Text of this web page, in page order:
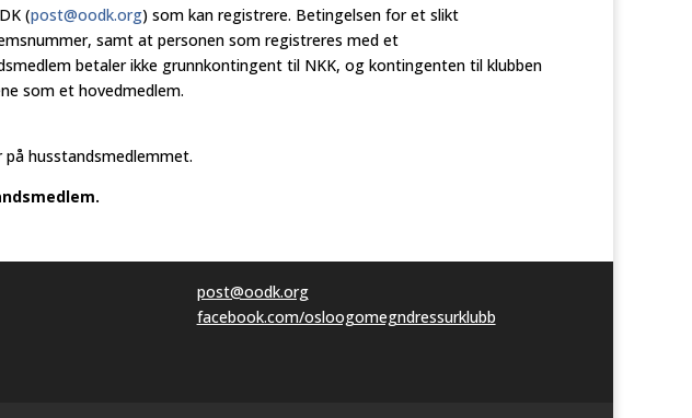
(post@oodk.org) som kan registrere. Betingelsen for et slikt
samt at personen som registreres med et
betaler ikke grunnkontingent til NKK, og kontingenten til klubben
som et hovedmedlem.
husstandsmedlemmet.
post@oodk.org
facebook.com/osloogomegndressurklubb